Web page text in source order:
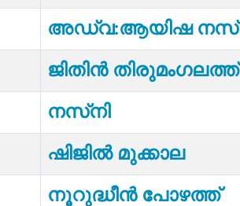
അഡ്വ:ആയിഷ
ജിതിൻ തിരുമംഗലത്ത്
നസ്‌നി
ഷിജിൽ മുക്കാല
നൂറുദ്ധീൻ പോഴത്ത്